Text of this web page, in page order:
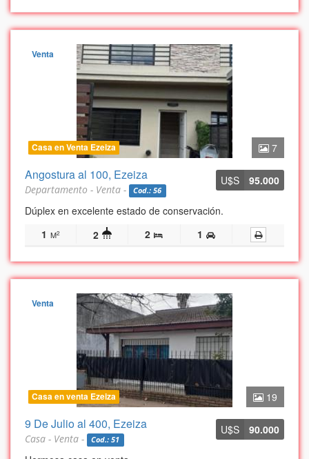
7
Venta
Casa en Venta Ezeiza
U$S 95.000
Angostura al 100, Ezeiza
Departamento - Venta - Cod.: 56
Dúplex en excelente estado de conservación.
1 M2 2 2 1
19
Venta
Casa en venta Ezeiza
U$S 90.000
9 De Julio al 400, Ezeiza
Casa - Venta - Cod.: 51